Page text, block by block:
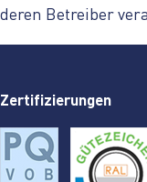
deren Betreiber
Zertifizierungen